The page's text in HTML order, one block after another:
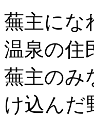
蕪主にな
温泉の住
蕪主のみ
け込んだ